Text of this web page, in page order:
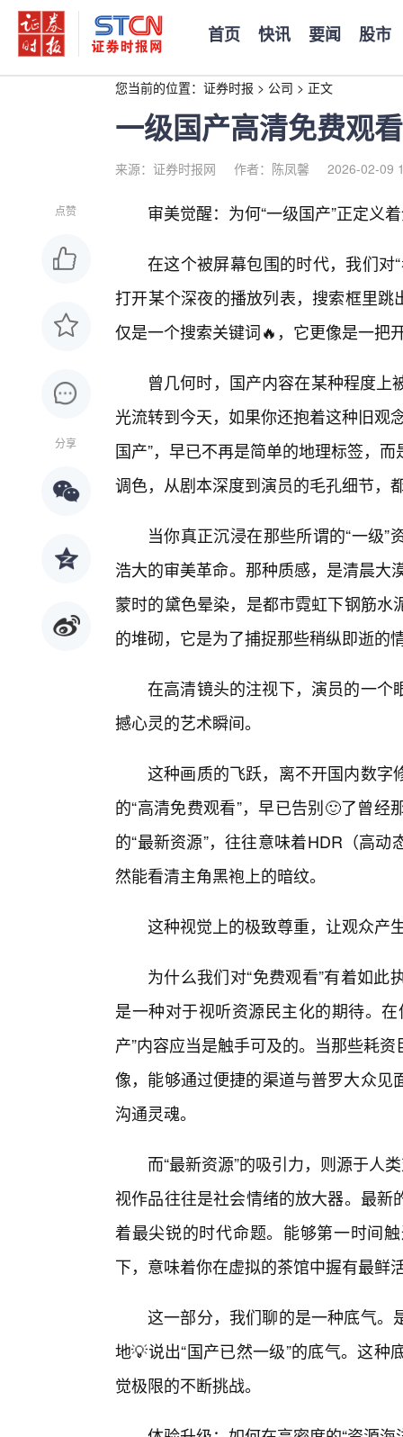
首页 快讯 要闻 股市
您当前的位置： 证券时报 > 公司 > 正文
一级国产高清免费观
来源：证券时报网 作者：陈凤馨 2026-02-09
点赞
分享
审美觉醒：为何“一级国产”正定义
在这个被屏幕包围的时代，我们对
打开某个深夜的播放列表，搜索框里
仅是一个搜索关键词🔥，它更像是一把
曾几何时，国产内容在某种程度上
光流转到今天，如果你还抱着这种旧观
国产”，早已不再是简单的地理标签，
调色，从剧本深度到演员的毛孔细节，
当你真正沉浸在那些所谓的“一级
浩大的审美革命。那种质感，是清晨大
蒙时的黛色晕染，是都市霓虹下钢筋
的堆砌，它是为了捕捉那些稍纵即逝的
在高清镜头的注视下，演员的一个
撼心灵的艺术瞬间。
这种画质的飞跃，离不开国内数字
的“高清免费观看”，早已告别🙂了曾
的“最新资源”，往往意味着HDR（高
然能看清主角黑袍上的暗纹。
这种视觉上的极致尊重，让观众产
为什么我们对“免费观看”有着如
是一种对于视听资源民主化的期待。
产”内容应当是触手可及的。当那些耗
像，能够通过便捷的渠道与普罗大众
沟通灵魂。
而“最新资源”的吸引力，则源于人
视作品往往是社会情绪的放大器。最
着最尖锐的时代命题。能够第一时间
下，意味着你在虚拟的茶馆中握有最鲜
这一部分，我们聊的是一种底气。
地💡说出“国产已然一级”的底气。这
觉极限的不断挑战。